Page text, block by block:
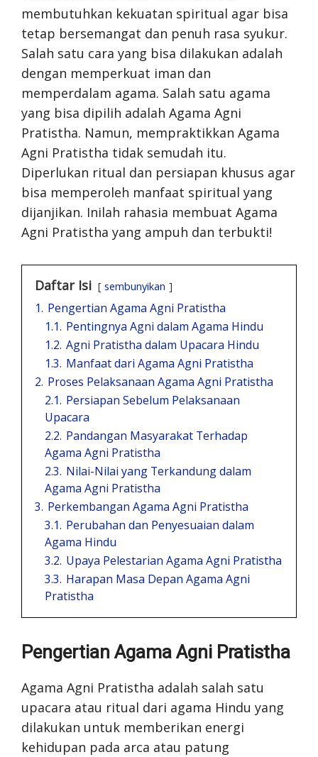
membutuhkan kekuatan spiritual agar bisa
tetap bersemangat dan penuh rasa syukur.
Salah satu cara yang bisa dilakukan adalah
dengan memperkuat iman dan
memperdalam agama. Salah satu agama
yang bisa dipilih adalah Agama Agni
Pratistha. Namun, mempraktikkan Agama
Agni Pratistha tidak semudah itu.
Diperlukan ritual dan persiapan khusus agar
bisa memperoleh manfaat spiritual yang
dijanjikan. Inilah rahasia membuat Agama
Agni Pratistha yang ampuh dan terbukti!
Daftar Isi sembunyikan
1. Pengertian Agama Agni Pratistha
1.1. Pentingnya Agni dalam Agama Hindu
1.2. Agni Pratistha dalam Upacara Hindu
1.3. Manfaat dari Agama Agni Pratistha
2. Proses Pelaksanaan Agama Agni Pratistha
2.1. Persiapan Sebelum Pelaksanaan
Upacara
2.2. Pandangan Masyarakat Terhadap
Agama Agni Pratistha
2.3. Nilai-Nilai yang Terkandung dalam
Agama Agni Pratistha
3. Perkembangan Agama Agni Pratistha
3.1. Perubahan dan Penyesuaian dalam
Agama Hindu
3.2. Upaya Pelestarian Agama Agni Pratistha
3.3. Harapan Masa Depan Agama Agni
Pratistha
Pengertian Agama Agni Pratistha
Agama Agni Pratistha adalah salah satu
upacara atau ritual dari agama Hindu yang
dilakukan untuk memberikan energi
kehidupan pada arca atau patung